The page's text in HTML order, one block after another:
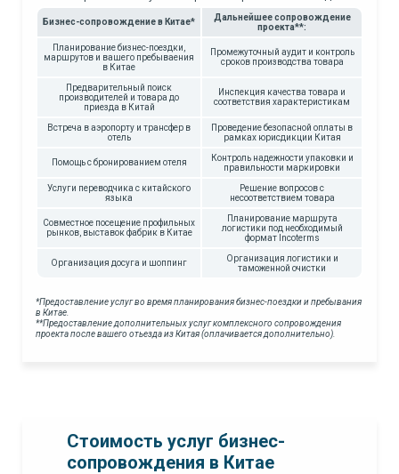
Бизнес-сопровождение в Китае*
Дальнейшее сопровождение
проекта**:
Планирование бизнес-поездки,
маршрутов и вашего пребываения
в Китае
Промежуточный аудит и контроль
сроков производства товара
Предварительный поиск
производителей и товара до
приезда в Китай
Инспекция качества товара и
соответствия характеристикам
Встреча в аэропорту и трансфер в
отель
Проведение безопасной оплаты в
рамках юрисдикции Китая
Помощь с бронированием отеля
Контроль надежности упаковки и
правильности маркировки
Услуги переводчика с китайского
языка
Решение вопросов с
несоответствием товара
Совместное посещение профильных
рынков, выставок фабрик в Китае
Планирование маршрута
логистики под необходимый
формат Incoterms
Организация досуга и шоппинг
Организация логистики и
таможенной очистки
*Предоставление услуг во время планирования бизнес-поездки и пребывания
в Китае.
**Предоставление дополнительных услуг комплексного сопровождения
проекта после вашего отьезда из Китая (оплачивается дополнительно).
Стоимость услуг бизнес-
сопровождения в Китае